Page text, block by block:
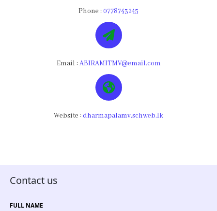
Phone :0778743245
Email :ABIRAMITMV@email.com
Website :dharmapalamv.schweb.lk
Contact us
FULL NAME